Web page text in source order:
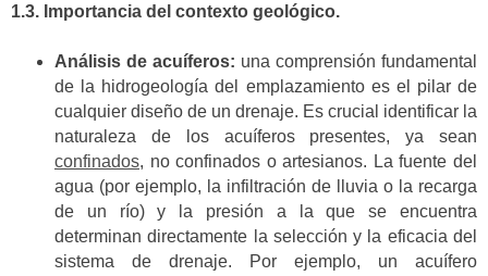
1.3. Importancia del contexto geológico.
Análisis de acuíferos: una comprensión fundamental
de la hidrogeología del emplazamiento es el pilar de
cualquier diseño de un drenaje. Es crucial identificar la
naturaleza de los acuíferos presentes, ya sean
confinados, no confinados o artesianos. La fuente del
agua (por ejemplo, la infiltración de lluvia o la recarga
de un río) y la presión a la que se encuentra
determinan directamente la selección y la eficacia del
sistema de drenaje. Por ejemplo, un acuífero